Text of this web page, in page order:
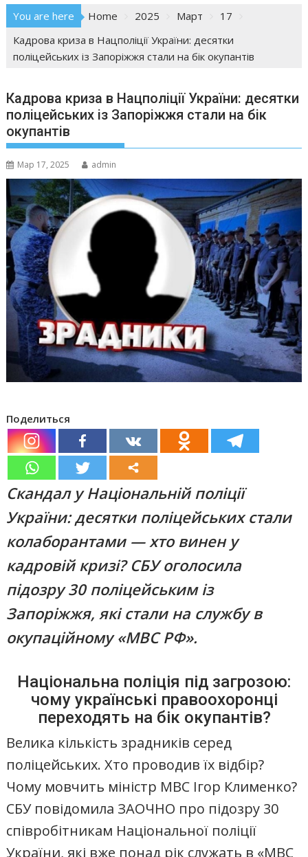
You are here Home 2025 Март
17
Кадрова криза в Нацполіції України: десятки
поліцейських із Запоріжжя стали на бік окупантів
Кадрова криза в Нацполіції України: десятки
поліцейських із Запоріжжя стали на бік
окупантів
Мар 17, 2025 admin
Поделиться
Скандал у Національній поліції
України: десятки поліцейських стали
колаборантами — хто винен у
кадровій кризі? СБУ оголосила
підозру 30 поліцейським із
Запоріжжя, які стали на службу в
окупаційному «МВС РФ».
Національна поліція під загрозою:
чому українські правоохоронці
переходять на бік окупантів?
Велика кількість зрадників серед
поліцейських. Хто проводив їх відбір?
Чому мовчить міністр МВС Ігор Клименко?
СБУ повідомила ЗАОЧНО про підозру 30
співробітникам Національної поліції
України, які вже понад рік служать в «МВС